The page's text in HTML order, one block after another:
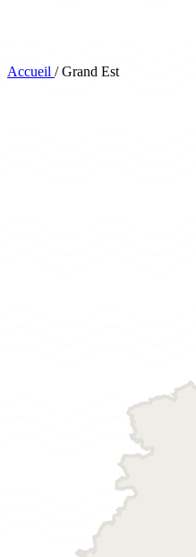
Accueil / Grand Est